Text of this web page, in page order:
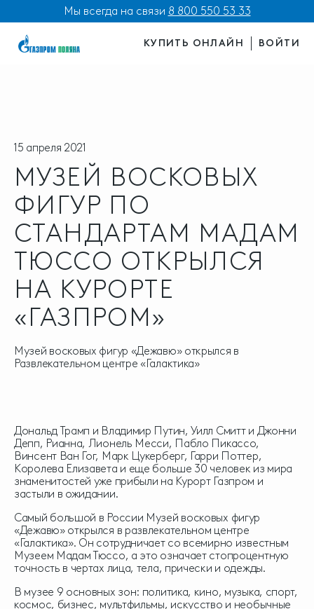
Мы всегда на связи 8 800 550 53 33
КУПИТЬ ОНЛАЙН ВОЙТИ
15 апреля 2021
МУЗЕЙ ВОСКОВЫХ
ФИГУР ПО
СТАНДАРТАМ МАДАМ
ТЮССО ОТКРЫЛСЯ
НА КУРОРТЕ
«ГАЗПРОМ»
Музей восковых фигур «Дежавю» открылся в
Развлекательном центре «Галактика»
Дональд Трамп и Владимир Путин, Уилл Смитт и Джонни
Депп, Рианна, Лионель Месси, Пабло Пикассо,
Винсент Ван Гог, Марк Цукерберг, Гарри Поттер,
Королева Елизавета и еще больше 30 человек из мира
знаменитостей уже прибыли на Курорт Газпром и
застыли в ожидании.
Самый большой в России Музей восковых фигур
«Дежавю» открылся в развлекательном центре
«Галактика». Он сотрудничает со всемирно известным
Музеем Мадам Тюссо, а это означает стопроцентную
точность в чертах лица, тела, прически и одежды.
В музее 9 основных зон: политика, кино, музыка, спорт,
космос, бизнес, мультфильмы, искусство и необычные